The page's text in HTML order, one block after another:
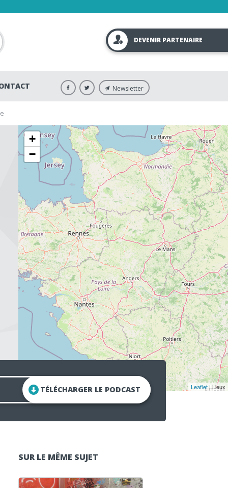
DEVENIR PARTENAIRE
Newsletter
+
−
Leaflet| Lieux
TÉLÉCHARGER LE PODCAST
SUR LE MÊME SUJET
Lecteur audio